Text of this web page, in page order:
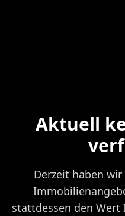
Aktuell
Derzeit haben
stattdessen den